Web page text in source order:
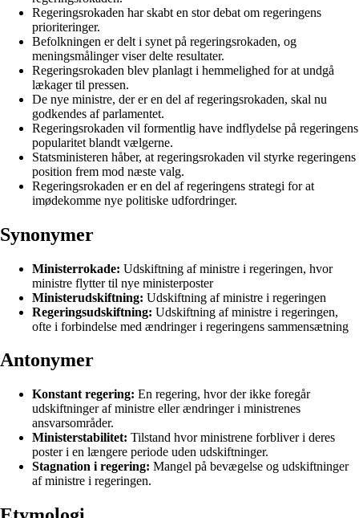
Regeringsrokaden har skabt en stor debat om regeringens
prioriteringer.
Befolkningen er delt i synet på regeringsrokaden, og
meningsmålinger viser delte resultater.
Regeringsrokaden blev planlagt i hemmelighed for at undgå
lækager til pressen.
De nye ministre, der er en del af regeringsrokaden, skal nu
godkendes af parlamentet.
Regeringsrokaden vil formentlig have indflydelse på regeringens
popularitet blandt vælgerne.
Statsministeren håber, at regeringsrokaden vil styrke regeringens
position frem mod næste valg.
Regeringsrokaden er en del af regeringens strategi for at
imødekomme nye politiske udfordringer.
Synonymer
Ministerrokade: Udskiftning af ministre i regeringen, hvor
ministre flytter til nye ministerposter
Ministerudskiftning: Udskiftning af ministre i regeringen
Regeringsudskiftning: Udskiftning af ministre i regeringen,
ofte i forbindelse med ændringer i regeringens sammensætning
Antonymer
Konstant regering: En regering, hvor der ikke foregår
udskiftninger af ministre eller ændringer i ministrenes
ansvarsområder.
Ministerstabilitet: Tilstand hvor ministrene forbliver i deres
poster i en længere periode uden udskiftninger.
Stagnation i regering: Mangel på bevægelse og udskiftninger
af ministre i regeringen.